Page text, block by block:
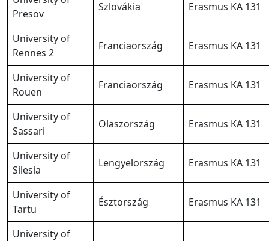
Presov
Szlovákia Erasmus KA 131
University of
Rennes 2
Franciaország Erasmus KA 131
University of
Rouen
Franciaország Erasmus KA 131
University of
Sassari
Olaszország Erasmus KA 131
University of
Silesia
Lengyelország Erasmus KA 131
University of
Tartu
Észtország Erasmus KA 131
University of